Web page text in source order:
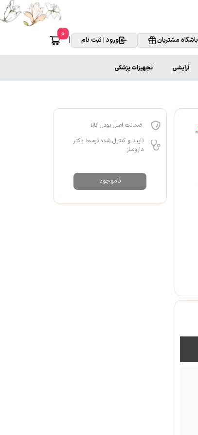
باشگاه مشتریان ورود | ثبت نام |
0
آرایشی تجهیزات پزشکی
ضمانت اصل بودن کالا
تایید و کنترل شده توسط دکتر
داروساز
ناموجود